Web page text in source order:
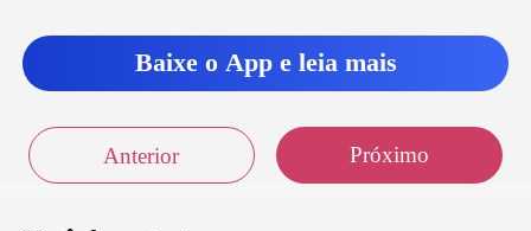
Baixe o App e leia mais
Anterior Próximo